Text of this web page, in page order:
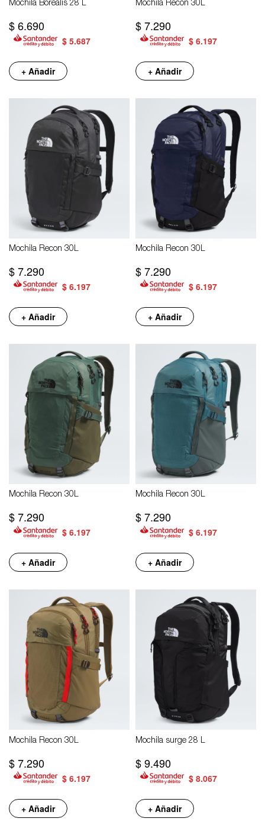
Mochila Borealis 28 L
$6.690
$ 5.687
+ Añadir
Mochila Recon 30L
$7.290
$ 6.197
+ Añadir
Mochila Recon 30L
$7.290
$ 6.197
+ Añadir
Mochila Recon 30L
$7.290
$ 6.197
+ Añadir
Mochila Recon 30L
$7.290
$ 6.197
+ Añadir
Mochila Recon 30L
$7.290
$ 6.197
+ Añadir
Mochila Recon 30L
$7.290
$ 6.197
+ Añadir
Mochila surge 28 L
$9.490
$ 8.067
+ Añadir